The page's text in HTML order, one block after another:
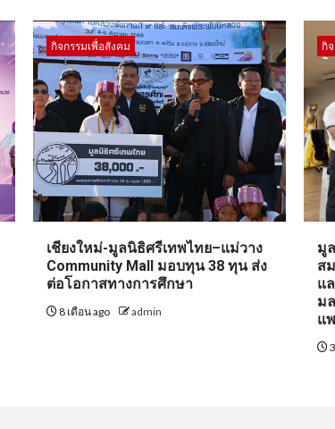
กิจกรรมเพื่อสังคม
เชียงใหม่-มูลนิธิศรีเทพไทย–แม่วาง
Community Mall มอบทุน 38 ทุน ส่ง
ต่อโอกาสทางการศึกษา
8 เดือน ago admin
กิ
มู
ส
แ
ม
แ